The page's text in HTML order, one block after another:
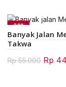
-20%
NEW
Banyak Jalan
Takwa
Rp55.000 Rp